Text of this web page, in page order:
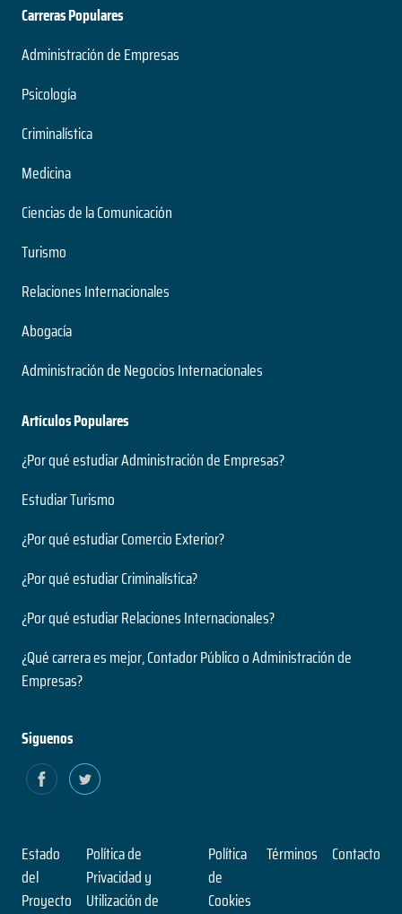
Carreras Populares
Administración de Empresas
Psicología
Criminalística
Medicina
Ciencias de la Comunicación
Turismo
Relaciones Internacionales
Abogacía
Administración de Negocios Internacionales
Artículos Populares
¿Por qué estudiar Administración de Empresas?
Estudiar Turismo
¿Por qué estudiar Comercio Exterior?
¿Por qué estudiar Criminalística?
¿Por qué estudiar Relaciones Internacionales?
¿Qué carrera es mejor, Contador Público o Administración de
Empresas?
Siguenos
Estado
del
Proyecto
Política de
Privacidad y
Utilización de
Política
de
Cookies
Términos Contacto